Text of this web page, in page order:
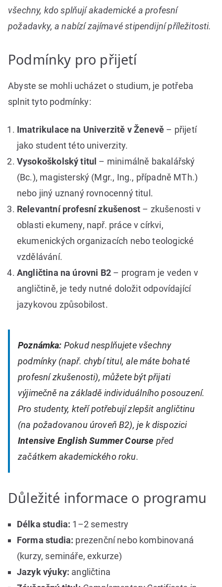
všechny, kdo splňují akademické a profesní
požadavky, a nabízí zajímavé stipendijní příležitosti.
Podmínky pro přijetí
Abyste se mohli ucházet o studium, je potřeba
splnit tyto podmínky:
Imatrikulace na Univerzitě v Ženevě – přijetí
jako student této univerzity.
Vysokoškolský titul – minimálně bakalářský
(Bc.), magisterský (Mgr., Ing., případně MTh.)
nebo jiný uznaný rovnocenný titul.
Relevantní profesní zkušenost – zkušenosti v
oblasti ekumeny, např. práce v církvi,
ekumenických organizacích nebo teologické
vzdělávání.
Angličtina na úrovni B2 – program je veden v
angličtině, je tedy nutné doložit odpovídající
jazykovou způsobilost.
Poznámka: Pokud nesplňujete všechny
podmínky (např. chybí titul, ale máte bohaté
profesní zkušenosti), můžete být přijati
výjimečně na základě individuálního posouzení.
Pro studenty, kteří potřebují zlepšit angličtinu
(na požadovanou úroveň B2), je k dispozici
Intensive English Summer Course před
začátkem akademického roku.
Důležité informace o programu
Délka studia: 1–2 semestry
Forma studia: prezenční nebo kombinovaná
(kurzy, semináře, exkurze)
Jazyk výuky: angličtina